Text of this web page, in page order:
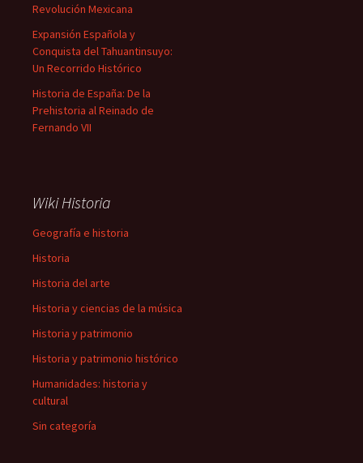
Revolución Mexicana
Expansión Española y
Conquista del Tahuantinsuyo:
Un Recorrido Histórico
Historia de España: De la
Prehistoria al Reinado de
Fernando VII
Wiki Historia
Geografía e historia
Historia
Historia del arte
Historia y ciencias de la música
Historia y patrimonio
Historia y patrimonio histórico
Humanidades: historia y
cultural
Sin categoría